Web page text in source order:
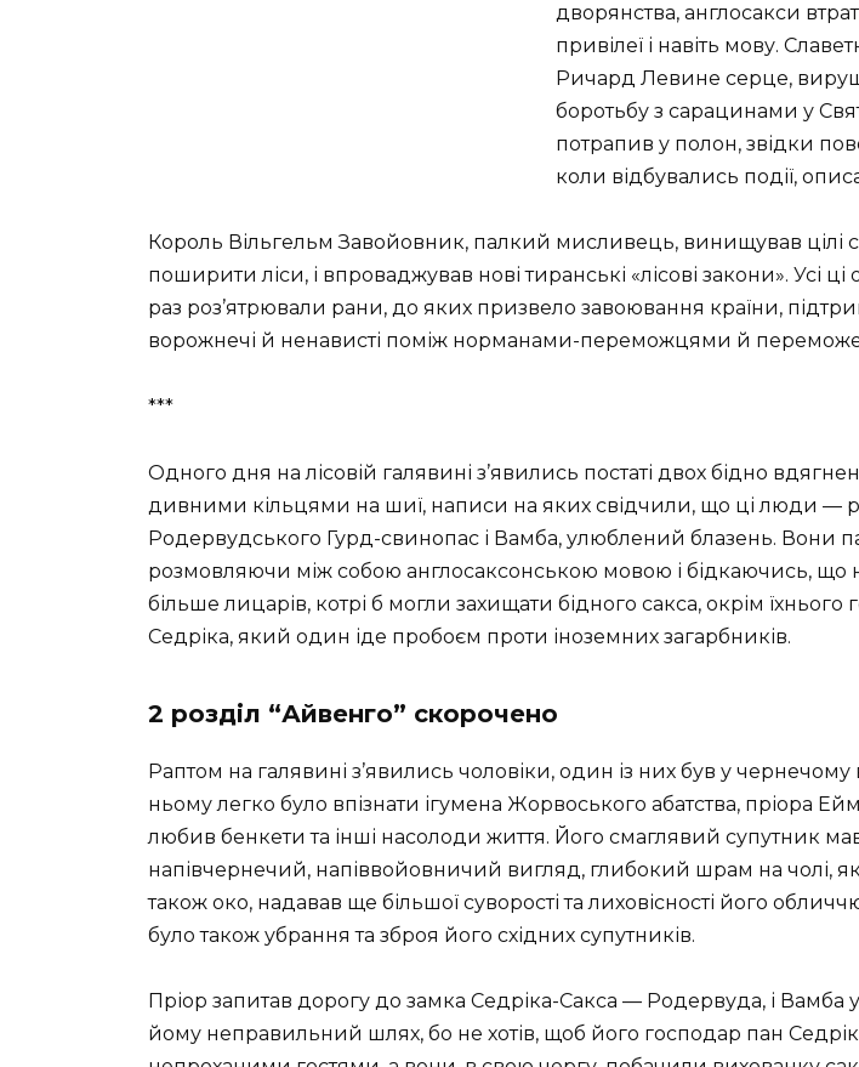
дворянства, англосакси
привілеї і навіть мову.
Ричард Левине серце,
боротьбу з сарацинами у
потрапив у полон, звідки
коли відбувались події,
Король Вільгельм Завойовник, палкий мисливець, винищував цілі
поширити ліси, і впроваджував нові тиранські «лісові закони». Усі ці
раз роз’ятрювали рани, до яких призвело завоювання країни,
ворожнечі й ненависті поміж норманами-переможцями й
***
Одного дня на лісовій галявині з’явились постаті двох бідно
дивними кільцями на шиї, написи на яких свідчили, що ці люди —
Родервудського Гурд-свинопас і Вамба, улюблений блазень. Вони
розмовляючи між собою англосаксонською мовою і бідкаючись, що
більше лицарів, котрі б могли захищати бідного сакса, окрім їхнього
Седріка, який один іде пробоєм проти іноземних загарбників.
2 розділ “Айвенго” скорочено
Раптом на галявині з’явились чоловіки, один із них був у чернечому
ньому легко було впізнати ігумена Жорвоського абатства, пріора
любив бенкети та інші насолоди життя. Його смаглявий супутник
напівчернечий, напіввойовничий вигляд, глибокий шрам на чолі,
також око, надавав ще більшої суворості та лиховісності його
було також убрання та зброя його східних супутників.
Пріор запитав дорогу до замка Седріка-Сакса — Родервуда, і Вамба
йому неправильний шлях, бо не хотів, щоб його господар пан